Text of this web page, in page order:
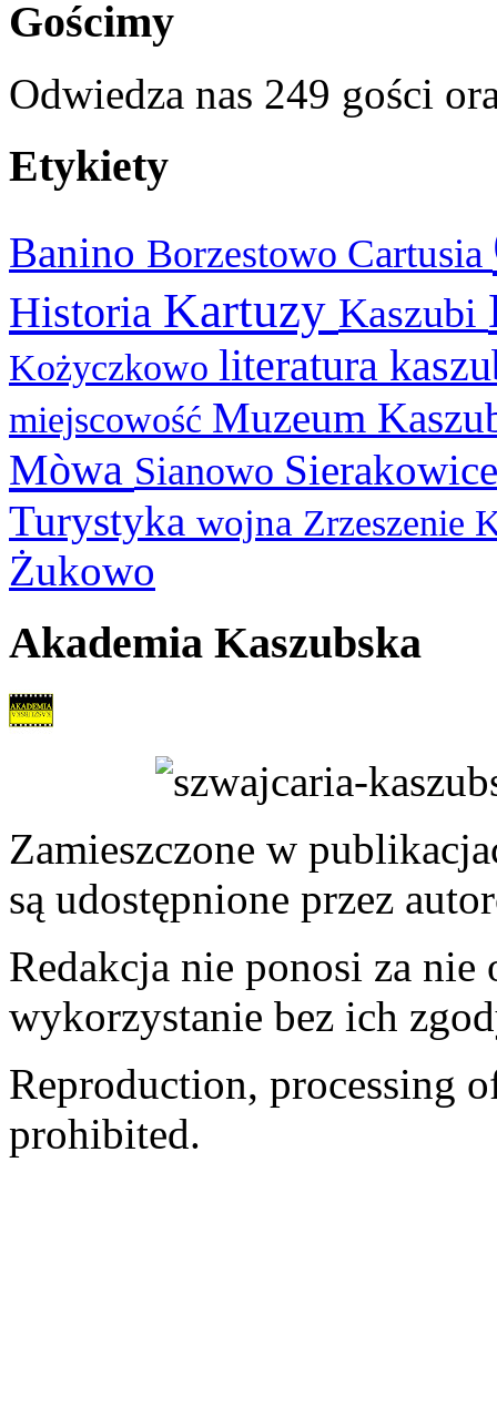
Gościmy
Odwiedza nas 249 gości
Etykiety
Banino Borzestowo Cartusia
Historia Kartuzy Kaszubi
Kożyczkowo literatura
miejscowość Muzeum
Mòwa Sianowo
Turystyka wojna Zrzeszenie
Żukowo
Akademia Kaszubska
Zamieszczone w
są udostępnione przez
Redakcja nie ponosi za
wykorzystanie bez ich
Reproduction, processing
prohibited.